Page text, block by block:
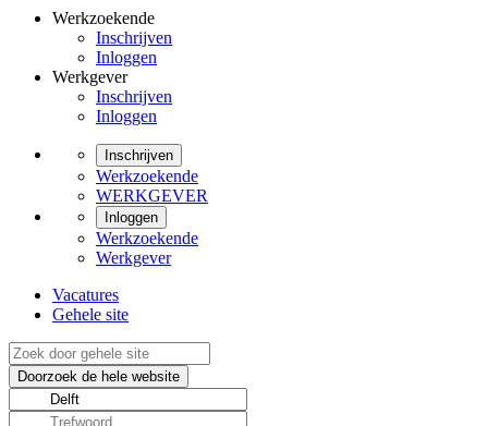
Werkzoekende
Inschrijven
Inloggen
Werkgever
Inschrijven
Inloggen
Inschrijven
Werkzoekende
WERKGEVER
Inloggen
Werkzoekende
Werkgever
Vacatures
Gehele site